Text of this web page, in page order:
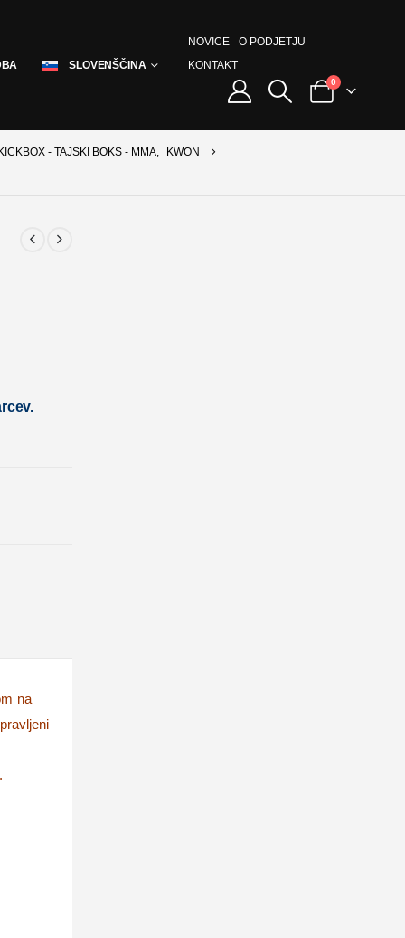
SLOVENŠČINA
NOVICE
O PODJETJU
KONTAKT
0
- TAJSKI BOKS - MMA,
KWON
na